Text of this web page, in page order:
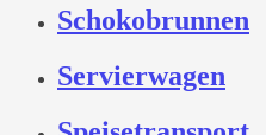
Schokobrunnen
Servierwagen